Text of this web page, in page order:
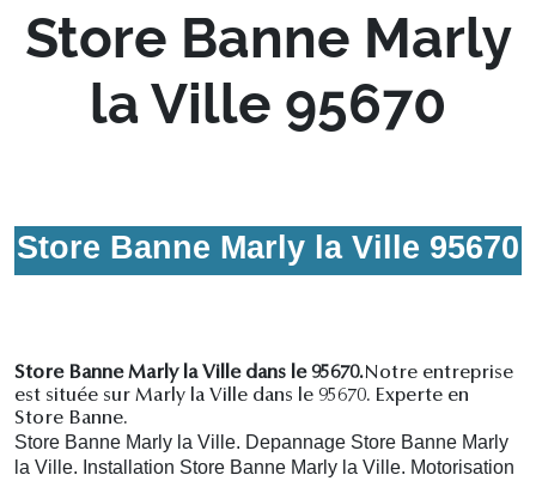
Store Banne Marly
la Ville 95670
Store Banne Marly la Ville 95670
Store Banne Marly la Ville dans le 95670.Notre entreprise
est située sur Marly la Ville dans le 95670. Experte en
Store Banne.
Store Banne Marly la Ville. Depannage Store Banne Marly
la Ville. Installation Store Banne Marly la Ville. Motorisation